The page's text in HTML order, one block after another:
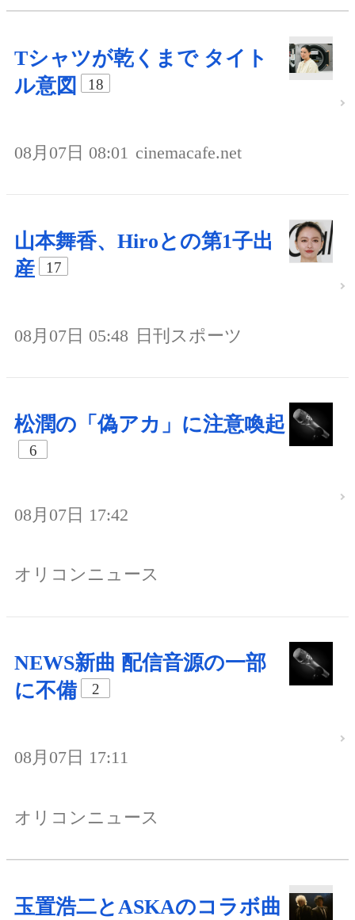
Tシャツが乾くまで タイト
ル意図
18
08月07日 08:01 cinemacafe.net
山本舞香、Hiroとの第1子出
産
17
08月07日 05:48 日刊スポーツ
松潤の「偽アカ」に注意喚起
6
08月07日 17:42
オリコンニュース
NEWS新曲 配信音源の一部
に不備
2
08月07日 17:11
オリコンニュース
玉置浩二とASKAのコラボ曲